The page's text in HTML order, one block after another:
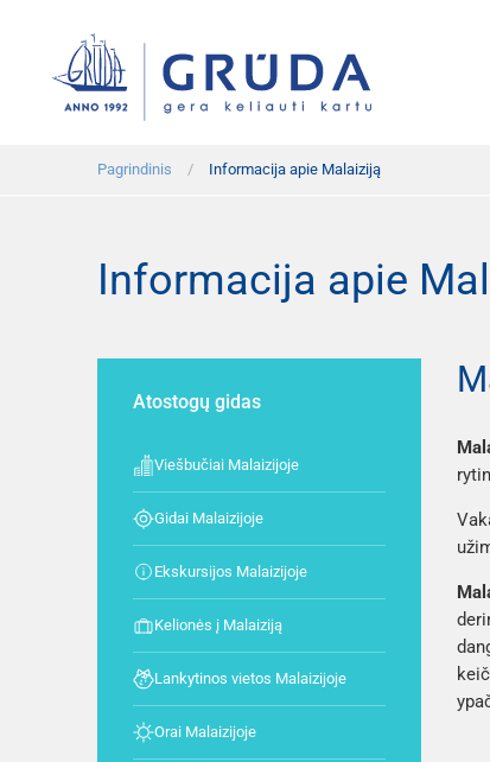
Pagrindinis Informacija apie Malaiziją
Informacija apie
Atostogų gidas
Viešbučiai Malaizijoje
Gidai Malaizijoje
Ekskursijos Malaizijoje
Kelionės į Malaiziją
Lankytinos vietos Malaizijoje
Orai Malaizijoje